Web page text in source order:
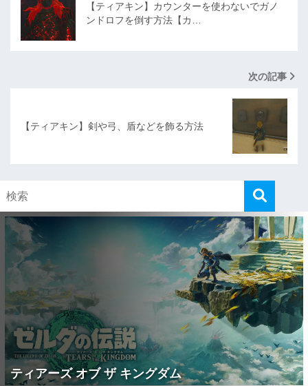
【ティアキン】カウンターを使わないでガノ
ンドロフを倒す方法【カ…
次の記事
【ティアキン】剣や弓、盾などを飾る方法
ティアーズ オブ ザ キングダム